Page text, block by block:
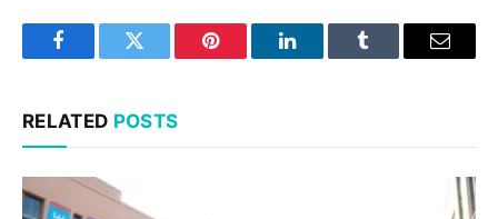
FacebookTwitter Pinterest LinkedInTumblr Email
RELATED POSTS